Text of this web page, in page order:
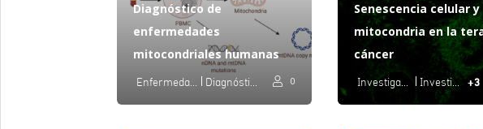
Diagnóstico de
enfermedades
mitocondriales humanas
0
Senescencia celular y
mitocondria en la
cáncer
Investigación Aplicada +3